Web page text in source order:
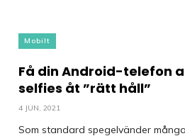
Mobilt
Få din Android-telefon
selfies åt ”rätt håll”
4 JUN, 2021
Som standard spegelvänder